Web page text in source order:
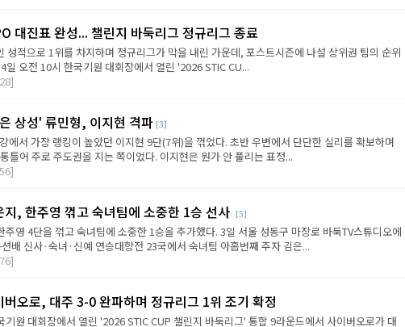
대진표 완성... 챌린지 바둑리그 정규리그 종료
성적으로 1위를 차지하며 정규리그가 막을 내린 가운데, 포스트시즌에 나설 상위권 팀의 순위
일 오전 10시 한국기원 대회장에서 열린 '2026 STIC CU...
상성' 류민형, 이지현 격파 [3]
에서 가장 랭킹이 높았던 이지현 9단(7위)을 꺾었다. 초반 우변에서 단단한 실리를 확보하며
틀어 주로 주도권을 지는 쪽이었다. 이지현은 뭔가 안 풀리는 표정...
, 한주영 꺾고 숙녀팀에 소중한 1승 선사 [5]
주영 4단을 꺾고 숙녀팀에 소중한 1승을 추가했다. 3일 서울 성동구 마장로 바둑TV스튜디오에
배 신사·숙녀·신예 연승대항전 23국에서 숙녀팀 아홉번째 주자 김은...
오로, 대주 3-0 완파하며 정규리그 1위 조기 확정
기원 대회장에서 열린 '2026 STIC CUP 챌린지 바둑리그' 통합 9라운드에서 사이버오로가 대